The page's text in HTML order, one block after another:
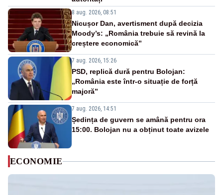
8 aug. 2026, 08:51
Nicușor Dan, avertisment după decizia
Moody’s: „România trebuie să revină la
creștere economică”
7 aug. 2026, 15:26
PSD, replică dură pentru Bolojan:
„România este într-o situație de forță
majoră”
7 aug. 2026, 14:51
Ședința de guvern se amână pentru ora
15:00. Bolojan nu a obținut toate avizele
ECONOMIE